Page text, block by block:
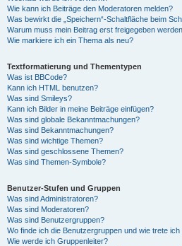
Wie kann ich Beiträge den Moderatoren melden?
Was bewirkt die „Speichern“-Schaltfläche beim
Warum muss mein Beitrag erst freigegeben
Wie markiere ich ein Thema als neu?
Textformatierung und Thementypen
Was ist BBCode?
Kann ich HTML benutzen?
Was sind Smileys?
Kann ich Bilder in meine Beiträge einfügen?
Was sind globale Bekanntmachungen?
Was sind Bekanntmachungen?
Was sind wichtige Themen?
Was sind geschlossene Themen?
Was sind Themen-Symbole?
Benutzer-Stufen und Gruppen
Was sind Administratoren?
Was sind Moderatoren?
Was sind Benutzergruppen?
Wo finde ich die Benutzergruppen und wie trete ich
Wie werde ich Gruppenleiter?